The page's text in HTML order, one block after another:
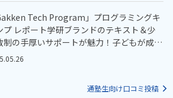
Tech Program」プログラミングキ
プ レポート学研ブランドのテキスト＆少
制の手厚いサポートが魅力！子どもが成長
授業カリキュラム
通塾生向け口コミ投稿